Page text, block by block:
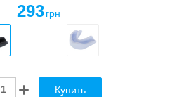
293 грн
Купить